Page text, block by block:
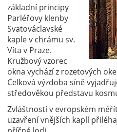
základní principy
Parléřovy klenby
Svatováclavské
kaple v chrámu sv.
Víta v Praze.
Kružbový vzorec
okna vychází z rozetových
Celková výzdoba síně
středověkou představu
Zvláštností v evropském
uzavření vnějších kaplí